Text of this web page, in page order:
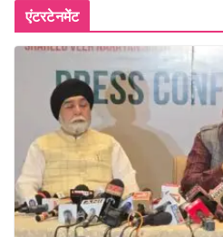
एंटरटेनमेंट